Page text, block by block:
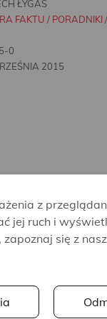
ŁYGAŚ
FAKTU / PORADNIKI
0
2015
z
jej ruch i
się z